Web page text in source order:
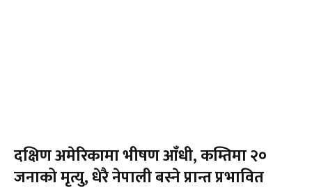
दक्षिण अमेरिकामा भीषण आँधी, कम्तिमा २०
जनाको मृत्यु, धेरै नेपाली बस्ने प्रान्त प्रभावित